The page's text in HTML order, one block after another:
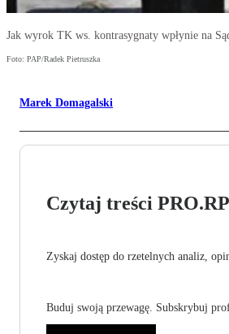
Jak wyrok TK ws. kontrasygnaty wpłynie na
Foto: PAP/Radek Pietruszka
Marek Domagalski
Czytaj treści
Zyskaj dostęp do rzetelnych analiz,
Buduj swoją przewagę. Subskrybuj